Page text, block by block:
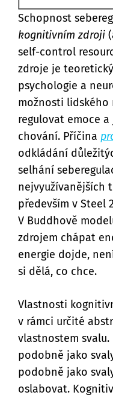
Schopnost
kognitivním zdroji
self-control
zdroje je
psychologie a
možnosti lidského
regulovat emoce
chování. Příčina
odkládání
selhání
nejvyužívanějších
především v Steel
V Buddhově
zdrojem chápat
energie dojde,
si dělá, co chce.
Vlastnosti
v rámci určité
vlastnostem
podobně jako
podobně jako
oslabovat.